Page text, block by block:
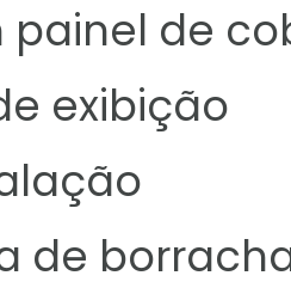
painel de
exibição
de